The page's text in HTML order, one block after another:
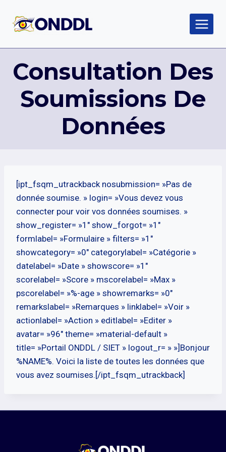
contenu
Consultation Des
Soumissions De
Données
[ipt_fsqm_utrackback nosubmission= »Pas de
donnée soumise. » login= »Vous devez vous
connecter pour voir vos données soumises. »
show_register= »1″ show_forgot= »1″
formlabel= »Formulaire » filters= »1″
showcategory= »0″ categorylabel= »Catégorie »
datelabel= »Date » showscore= »1″
scorelabel= »Score » mscorelabel= »Max »
pscorelabel= »%-age » showremarks= »0″
remarkslabel= »Remarques » linklabel= »Voir »
actionlabel= »Action » editlabel= »Editer »
avatar= »96″ theme= »material-default »
title= »Portail ONDDL / SIET » logout_r= » »]Bonjour
%NAME%. Voici la liste de toutes les données que
vous avez soumises.[/ipt_fsqm_utrackback]